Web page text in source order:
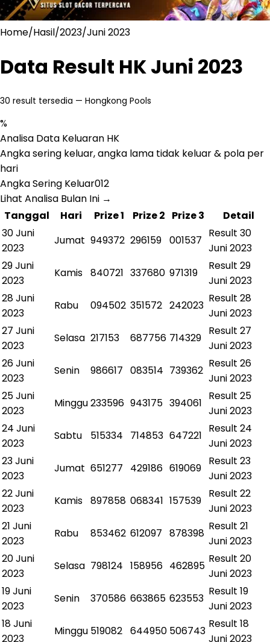
Home/Hasil/2023/Juni 2023
Data Result HKJuni 2023
30 result tersedia — Hongkong Pools
%
Analisa Data Keluaran HK
Angka sering keluar, angka lama tidak keluar & pola per
hari
Angka Sering Keluar012
Lihat Analisa Bulan Ini →
Tanggal
Hari Prize 1 Prize 2 Prize 3
Detail
30 Juni
2023
Jumat 949372 296159 001537
Result 30
Juni 2023
29 Juni
2023
Kamis 840721 337680 971319
Result 29
Juni 2023
28 Juni
2023
Rabu 094502 351572 242023
Result 28
Juni 2023
27 Juni
2023
Selasa 217153 687756 714329
Result 27
Juni 2023
26 Juni
2023
Senin 986617 083514 739362
Result 26
Juni 2023
25 Juni
2023
Minggu233596 943175 394061
Result 25
Juni 2023
24 Juni
2023
Sabtu 515334 714853 647221
Result 24
Juni 2023
23 Juni
2023
Jumat 651277 429186 619069
Result 23
Juni 2023
22 Juni
2023
Kamis 897858 068341 157539
Result 22
Juni 2023
21 Juni
2023
Rabu 853462 612097 878398
Result 21
Juni 2023
20 Juni
2023
Selasa 798124 158956 462895
Result 20
Juni 2023
19 Juni
2023
Senin 370586 663865 623553
Result 19
Juni 2023
18 Juni
2023
Minggu 519082 644950 506743
Result 18
Juni 2023